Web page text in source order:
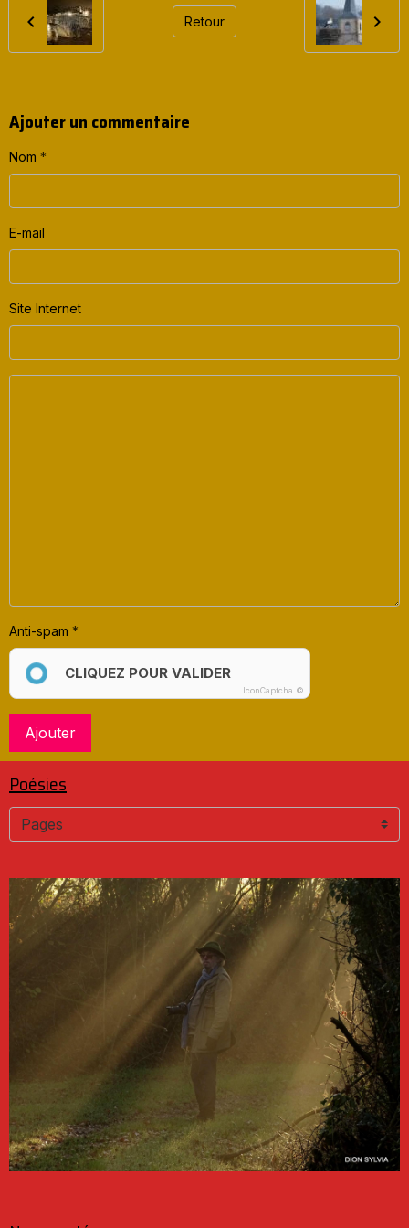
Retour
Ajouter un commentaire
Nom
E-mail
Site Internet
Anti-spam
CLIQUEZ POUR VALIDER
IconCaptcha ©
Ajouter
Poésies